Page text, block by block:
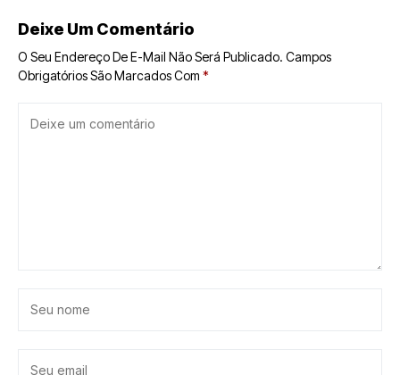
Deixe Um Comentário
O Seu Endereço De E-Mail Não Será Publicado. Campos
Obrigatórios São Marcados Com *